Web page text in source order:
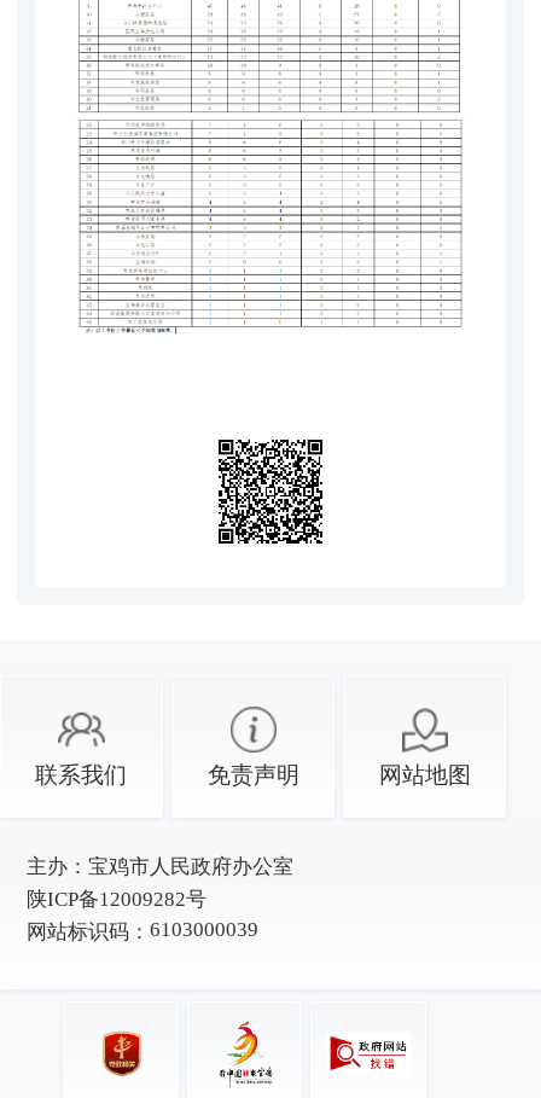
联系我们 免责声明 网站地图
主办： 宝鸡市人民政府办公室
陕ICP备12009282号
网站标识码： 6103000039